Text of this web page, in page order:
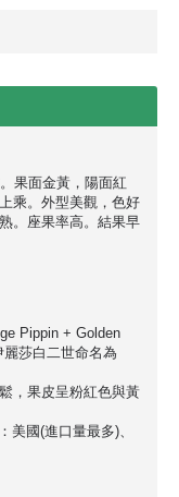
果面金黃，陽面紅
乘。外型美觀，色好
。座果率高。結果早
Pippin + Golden
莎白二世命名為
，果皮呈粉紅色與黃
美國(進口量最多)、